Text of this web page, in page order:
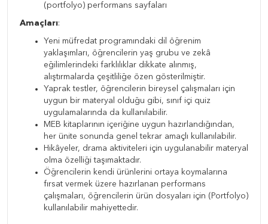
(portfolyo) performans sayfaları
Amaçları:
Yeni müfredat programındaki dil öğrenim
yaklaşımları, öğrencilerin yaş grubu ve zekâ
eğilimlerindeki farklılıklar dikkate alınmış,
alıştırmalarda çeşitliliğe özen gösterilmiştir.
Yaprak testler, öğrencilerin bireysel çalışmaları için
uygun bir materyal olduğu gibi, sınıf içi quiz
uygulamalarında da kullanılabilir.
MEB kitaplarının içeriğine uygun hazırlandığından,
her ünite sonunda genel tekrar amaçlı kullanılabilir.
Hikâyeler, drama aktiviteleri için uygulanabilir materyal
olma özelliği taşımaktadır.
Öğrencilerin kendi ürünlerini ortaya koymalarına
fırsat vermek üzere hazırlanan performans
çalışmaları, öğrencilerin ürün dosyaları için (Portfolyo)
kullanılabilir mahiyettedir.